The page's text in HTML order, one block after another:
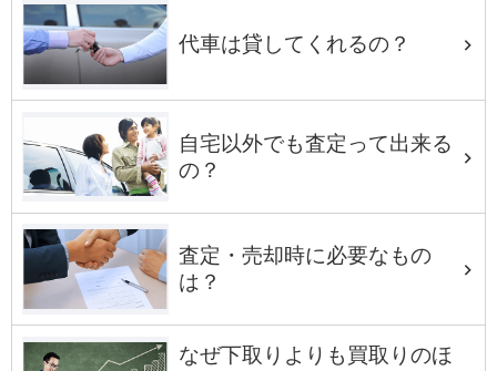
代車は貸してくれるの？
自宅以外でも査定って出来る
の？
査定・売却時に必要なもの
は？
なぜ下取りよりも買取りのほ